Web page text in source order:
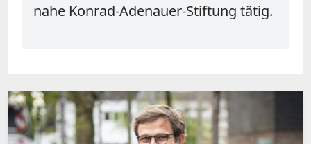
nahe Konrad-Adenauer-Stiftung tätig.